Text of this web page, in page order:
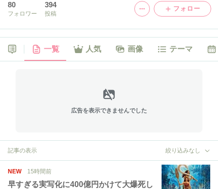
80
フォロワー
394
投稿
フォロー
一覧 人気 画像 テーマ
広告を表示できませんでした
記事の表示 絞り込みなし
NEW 15時間前
早すぎる実写化に400億円かけて大爆死し